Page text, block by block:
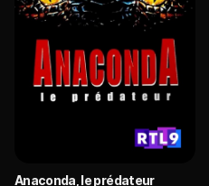
Anaconda, le prédateur